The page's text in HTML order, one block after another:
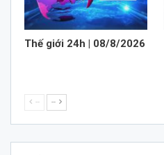
Thế giới 24h | 08/8/2026
-- --